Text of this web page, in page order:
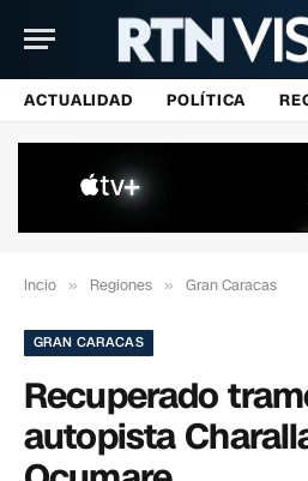
ACTUALIDAD POLÍTICA
Incio » Regiones » Gran Caracas
GRAN CARACAS
Recuperado
autopista